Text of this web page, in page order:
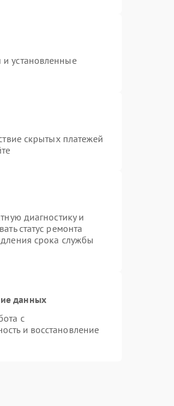
установленные
скрытых платежей
диагностику и
статус ремонта
срока службы
данных
с
и восстановление